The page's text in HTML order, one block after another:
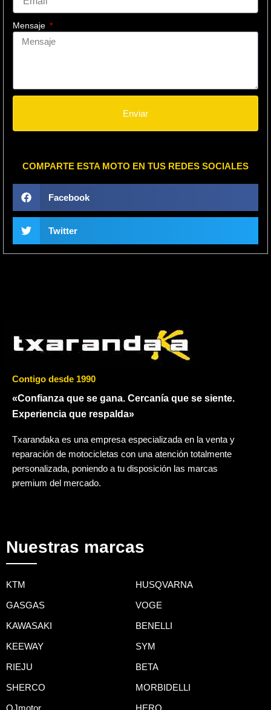
Mensaje
Enviar
COMPARTE ESTA MOTO EN TUS REDES SOCIALES
Facebook
Twitter
Contigo desde 1990
«Confianza que se gana. Cercanía que se siente.
Experiencia que respalda»
Txarandaka es una empresa especializada en la venta y
reparación de motocicletas con una atención totalmente
personalizada, poniendo a tu disposición las marcas
premium del mercado.
Nuestras marcas
KTM HUSQVARNA
GASGAS VOGE
KAWASAKI BENELLI
KEEWAY SYM
RIEJU BETA
SHERCO MORBIDELLI